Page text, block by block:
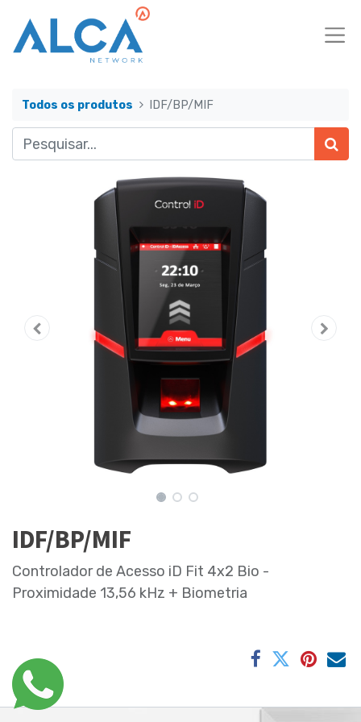
Todos os produtos IDF/BP/MIF
IDF/BP/MIF
Controlador de Acesso iD Fit 4x2 Bio -
Proximidade 13,56 kHz + Biometria